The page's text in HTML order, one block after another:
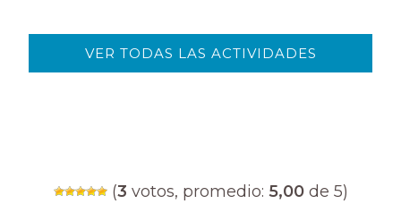
VER TODAS LAS ACTIVIDADES
(3 votos, promedio: 5,00de 5)